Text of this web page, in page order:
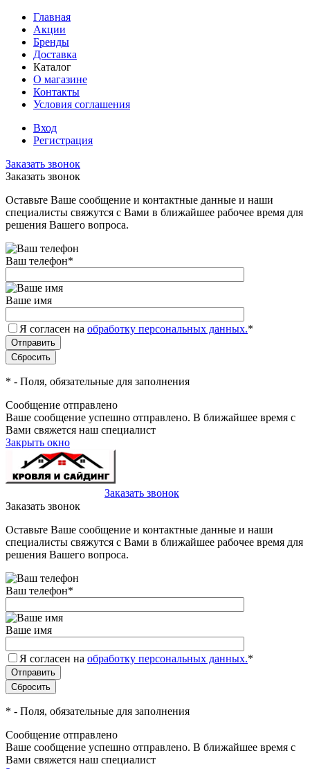
Главная
Акции
Бренды
Доставка
Каталог
О магазине
Контакты
Условия соглашения
Вход
Регистрация
Заказать звонок
Заказать звонок
Оставьте Ваше сообщение и контактные данные и наши
специалисты свяжутся с Вами в ближайшее рабочее время для
решения Вашего вопроса.
Ваш телефон*
Ваше имя
Я согласен на обработку персональных данных.*
* - Поля, обязательные для заполнения
Сообщение отправлено
Ваше сообщение успешно отправлено. В ближайшее время с
Вами свяжется наш специалист
Закрыть окно
Заказать звонок
Заказать звонок
Оставьте Ваше сообщение и контактные данные и наши
специалисты свяжутся с Вами в ближайшее рабочее время для
решения Вашего вопроса.
Ваш телефон*
Ваше имя
Я согласен на обработку персональных данных.*
* - Поля, обязательные для заполнения
Сообщение отправлено
Ваше сообщение успешно отправлено. В ближайшее время с
Вами свяжется наш специалист